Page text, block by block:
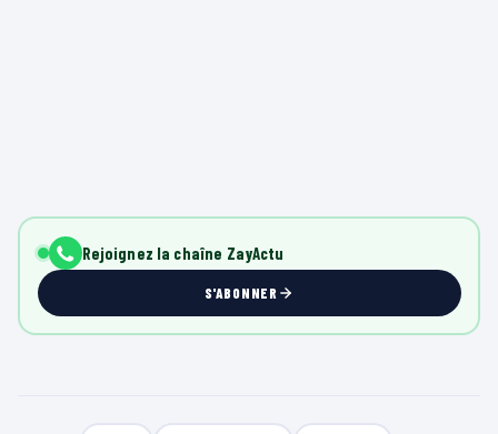
Rejoignez la chaîne ZayActu
S'ABONNER